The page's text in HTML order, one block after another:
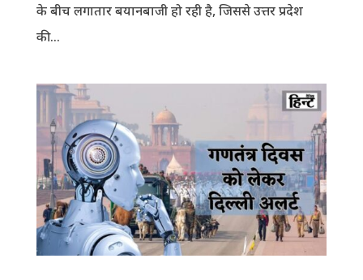
के बीच लगातार बयानबाजी हो रही है, जिससे उत्तर प्रदेश
की...